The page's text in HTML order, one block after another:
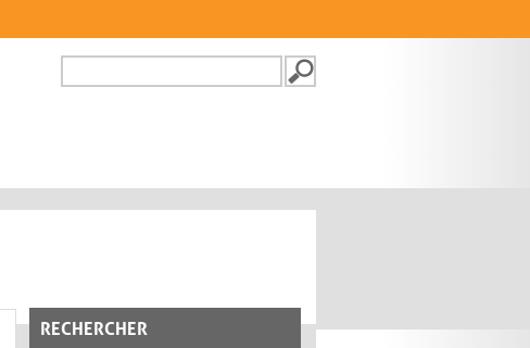
FORMULAIRE DE
RECHERCHER